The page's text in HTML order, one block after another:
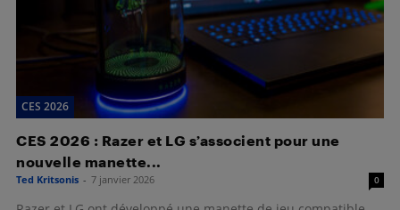
CES 2026
CES 2026 : Razer et LG s’associent pour une
nouvelle manette...
Ted Kritsonis - 7 janvier 2026 0